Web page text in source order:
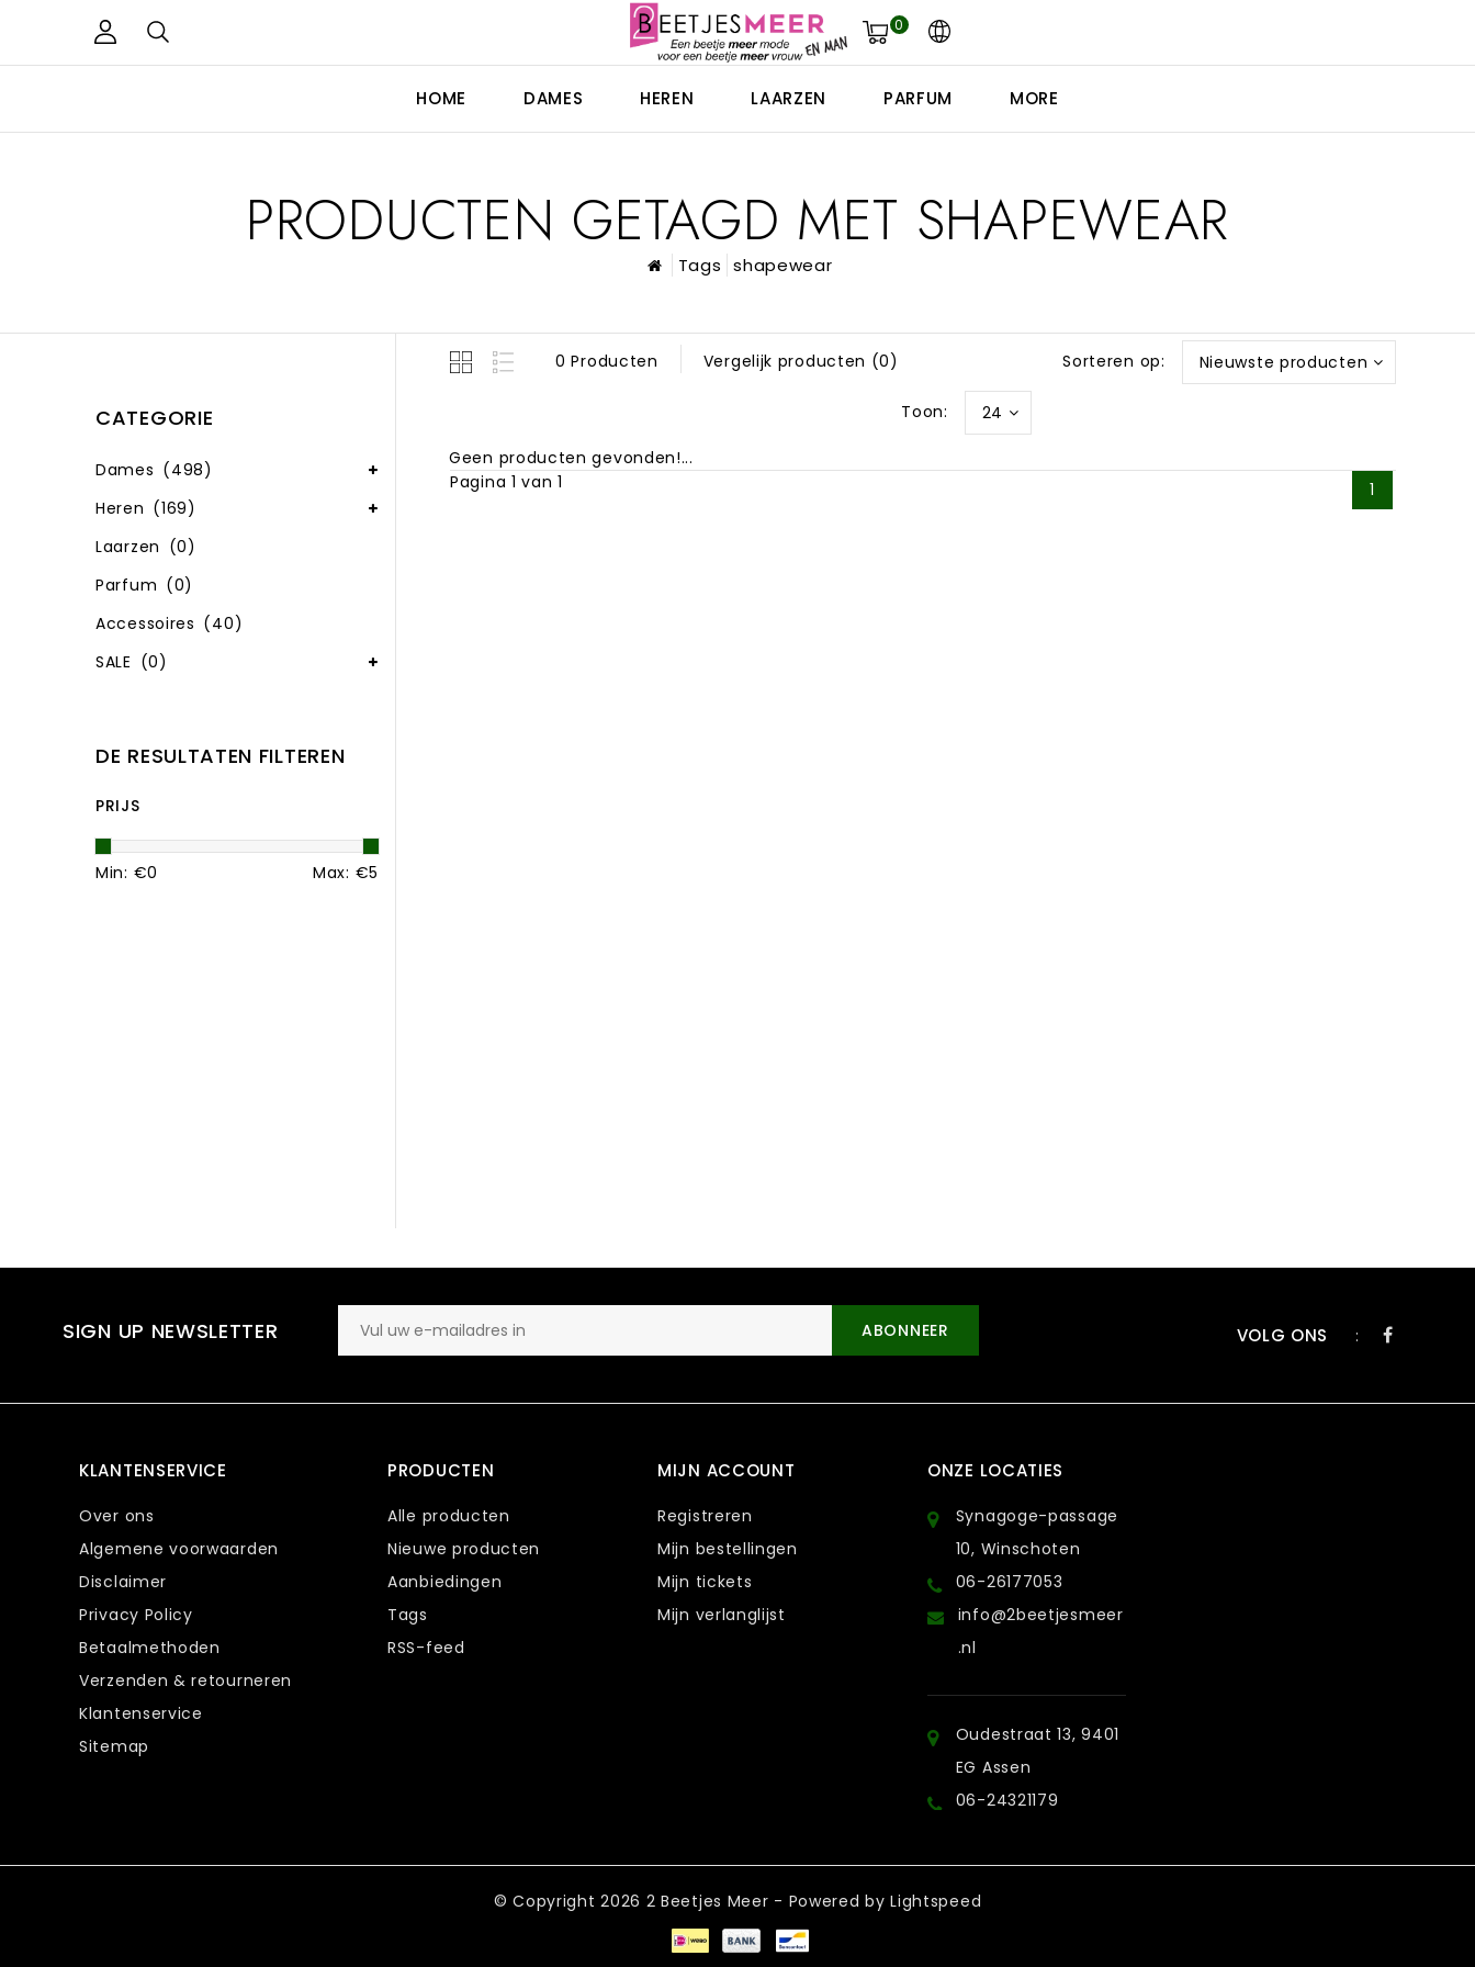
0
HOME DAMES HEREN LAARZEN PARFUM MORE
PRODUCTEN GETAGD MET SHAPEWEAR
Tags shapewear
CATEGORIE
Dames (498)
Heren (169)
Laarzen (0)
Parfum (0)
Accessoires (40)
SALE (0)
DE RESULTATEN FILTEREN
PRIJS
Min: €0 Max: €5
0 Producten Vergelijk producten (0) Sorteren op: Nieuwste producten
Toon: 24
Geen producten gevonden!...
Pagina 1 van 1
1
SIGN UP NEWSLETTER ABONNEER VOLG ONS :
KLANTENSERVICE
Over ons
Algemene voorwaarden
Disclaimer
Privacy Policy
Betaalmethoden
Verzenden & retourneren
Klantenservice
Sitemap
PRODUCTEN
Alle producten
Nieuwe producten
Aanbiedingen
Tags
RSS-feed
MIJN ACCOUNT
Registreren
Mijn bestellingen
Mijn tickets
Mijn verlanglijst
ONZE LOCATIES
Synagoge-passage
10, Winschoten
06-26177053
info@2beetjesmeer
.nl
Oudestraat 13, 9401
EG Assen
06-24321179
© Copyright 2026 2 Beetjes Meer - Powered byLightspeed